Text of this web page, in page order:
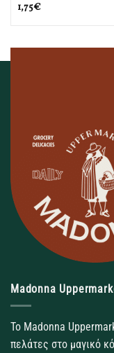
1,75€
Madonna
Το Madonna
πελάτες στο μαγικό